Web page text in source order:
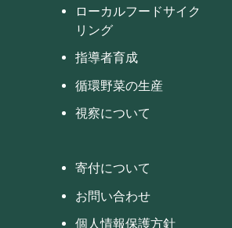
ローカルフードサイク
リング
指導者育成
循環野菜の生産
視察について
寄付について
お問い合わせ
個人情報保護方針